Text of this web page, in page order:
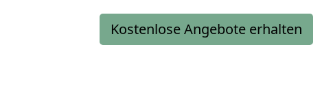
Kostenlose Angebote erhalten